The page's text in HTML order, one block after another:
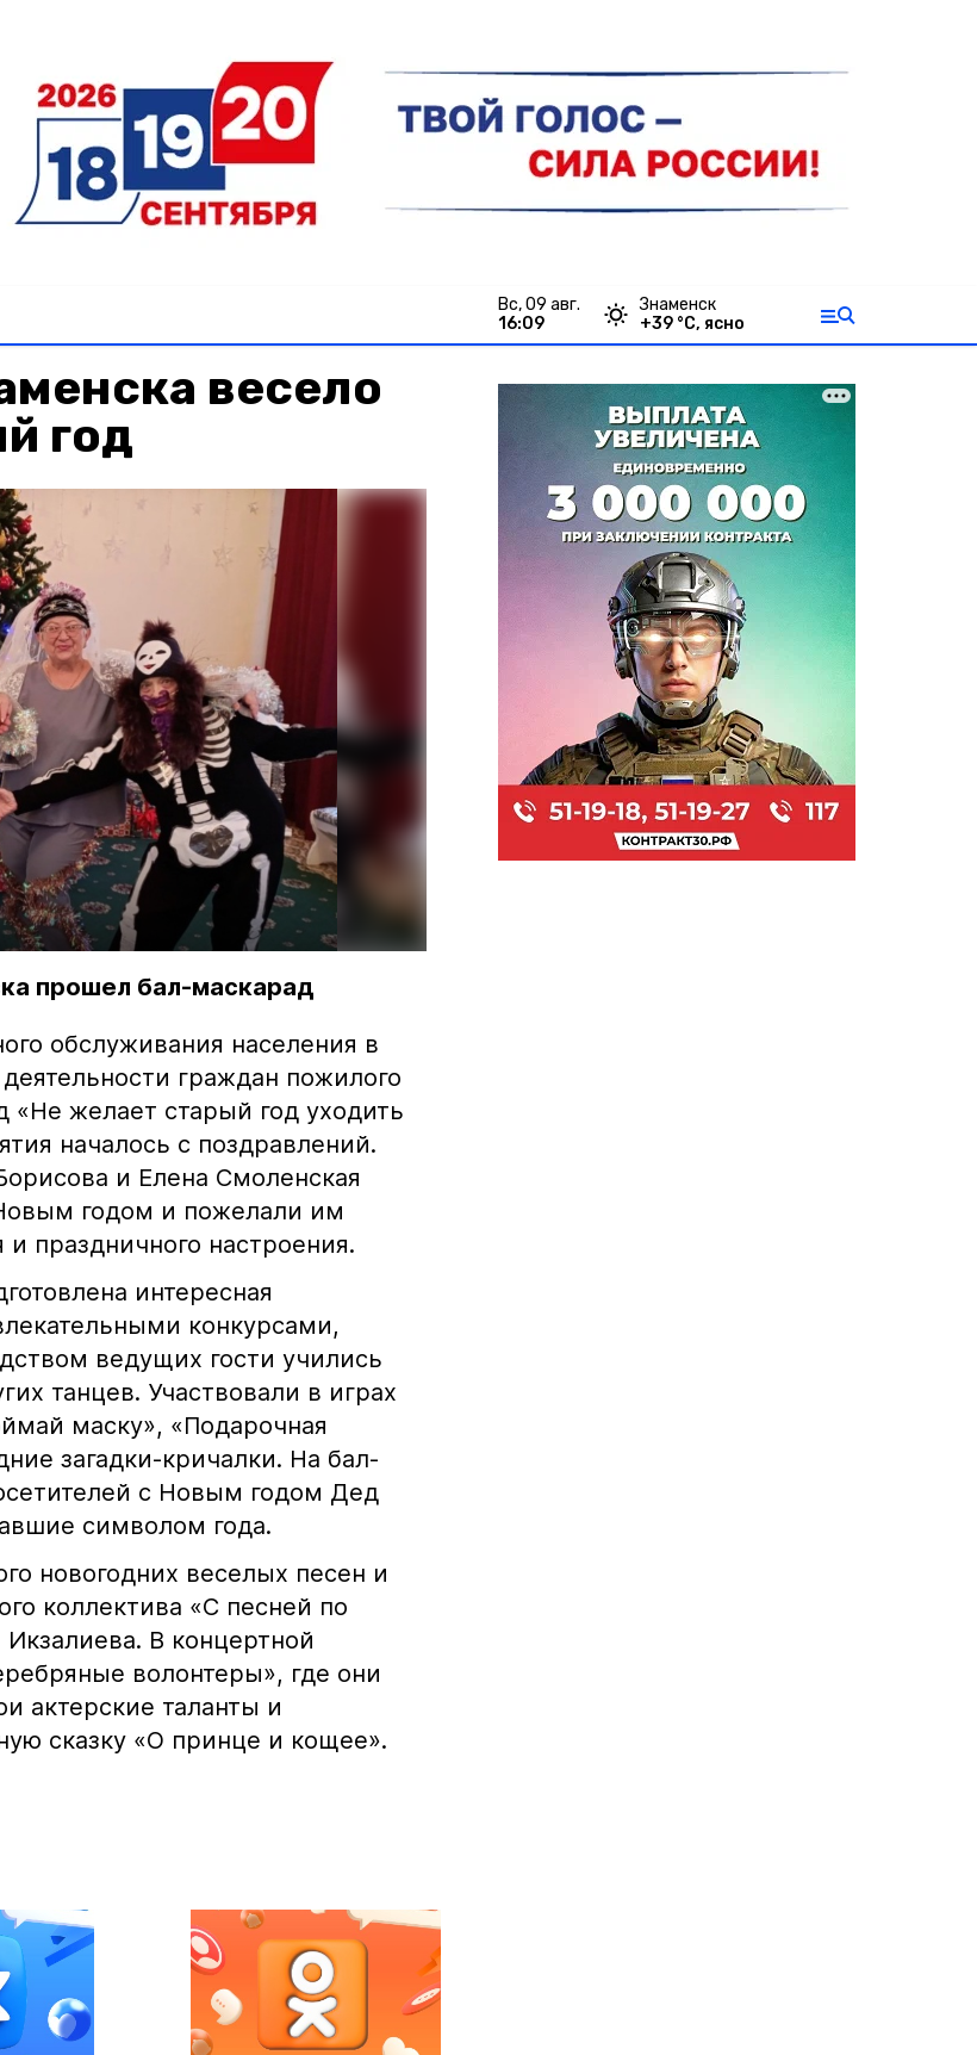
вс, 09 авг.
16:09
Знаменск
+39 °С, ясно
весело
год
прошел бал-маскарад
обслуживания населения в
граждан пожилого
«Не желает старый год уходить
началось с поздравлений.
и Елена Смоленская
годом и пожелали им
и праздничного настроения.
интересная
конкурсами,
ведущих гости учились
танцев. Участвовали в играх
маску», «Подарочная
загадки-кричалки. На бал-
с Новым годом Дед
символом года.
новогодних веселых песен и
коллектива «С песней по
В концертной
волонтеры», где они
актерские таланты и
сказку «О принце и кощее».